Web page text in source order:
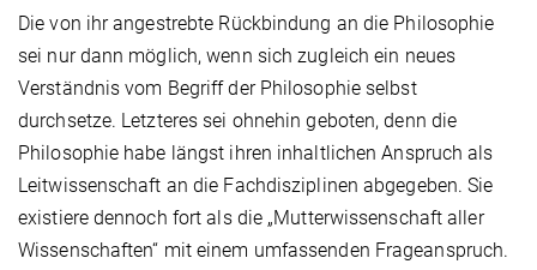
Die von ihr angestrebte Rückbindung an die Philosophie
sei nur dann möglich, wenn sich zugleich ein neues
Verständnis vom Begriff der Philosophie selbst
durchsetze. Letzteres sei ohnehin geboten, denn die
Philosophie habe längst ihren inhaltlichen Anspruch als
Leitwissenschaft an die Fachdisziplinen abgegeben. Sie
existiere dennoch fort als die „Mutterwissenschaft aller
Wissenschaften“ mit einem umfassenden Frageanspruch.